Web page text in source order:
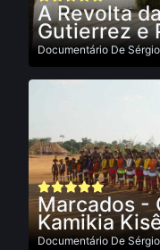
A Revolta
Gutierrez e
Documentário De
Marcados -
Kamikia
Documentário De